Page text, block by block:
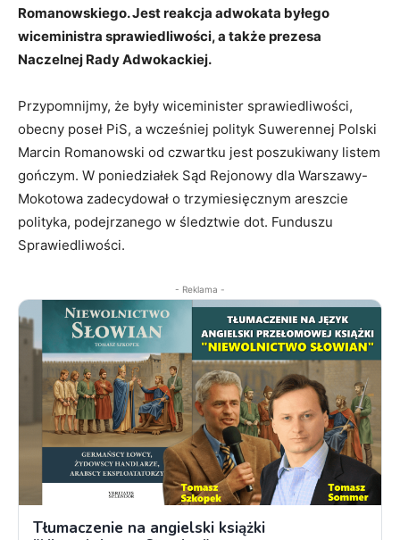
Romanowskiego. Jest reakcja adwokata byłego
wiceministra sprawiedliwości, a także prezesa
Naczelnej Rady Adwokackiej.
Przypomnijmy, że były wiceminister sprawiedliwości,
obecny poseł PiS, a wcześniej polityk Suwerennej Polski
Marcin Romanowski od czwartku jest poszukiwany listem
gończym. W poniedziałek Sąd Rejonowy dla Warszawy-
Mokotowa zadecydował o trzymiesięcznym areszcie
polityka, podejrzanego w śledztwie dot. Funduszu
Sprawiedliwości.
- Reklama -